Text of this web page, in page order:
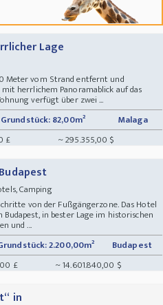
Lage
Meter vom Strand entfernt und
herrlichem Panoramablick auf das
verfügt über zwei ...
Grundstück: 82,00m²
Malaga
£ ~ 295.355,00 $
Camping
von der Fußgängerzone. Das Hotel
in bester Lage im historischen
und ...
2.200,00m²
Budapest
£ ~ 14.601.840,00 $
in